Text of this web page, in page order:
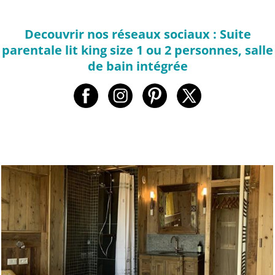
Decouvrir nos réseaux sociaux : Suite
parentale lit king size 1 ou 2 personnes, salle
de bain intégrée